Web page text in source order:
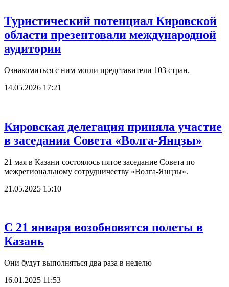
Туристический потенциал Кировской
области презентовали международной
аудитории
Ознакомиться с ним могли представители 103 стран.
14.05.2026 17:21
Кировская делегация приняла участие
в заседании Совета «Волга-Янцзы»
21 мая в Казани состоялось пятое заседание Совета по
межрегиональному сотрудничеству «Волга-Янцзы».
21.05.2025 15:10
С 21 января возобновятся полеты в
Казань
Они будут выполняться два раза в неделю
16.01.2025 11:53